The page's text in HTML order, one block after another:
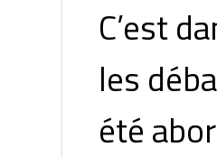
C’est
les
été